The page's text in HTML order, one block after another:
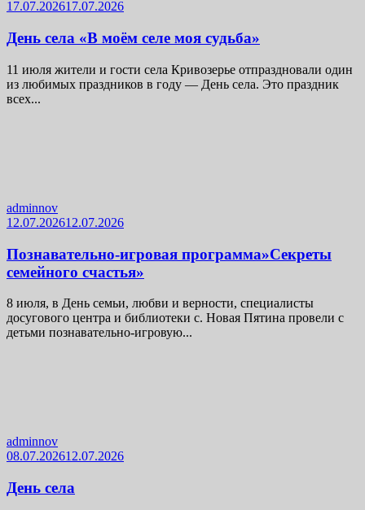
17.07.202617.07.2026
День села «В моём селе моя судьба»
11 июля жители и гости села Кривозерье отпраздновали один
из любимых праздников в году — День села. Это праздник
всех...
adminnov
12.07.202612.07.2026
Познавательно-игровая программа»Секреты
семейного счастья»
8 июля, в День семьи, любви и верности, специалисты
досугового центра и библиотеки с. Новая Пятина провели с
детьми познавательно-игровую...
adminnov
08.07.202612.07.2026
День села